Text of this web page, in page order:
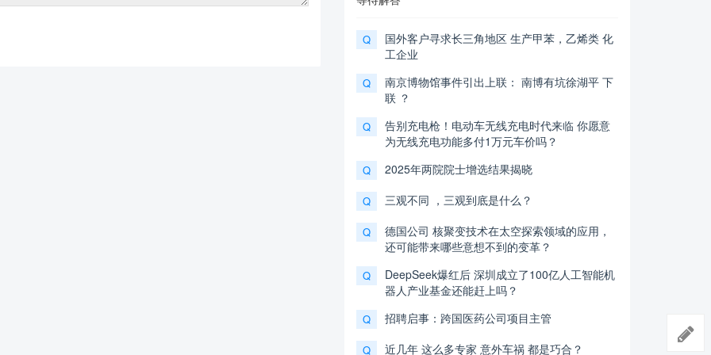
Q
国外客户寻求长三角地区 生产甲苯，乙烯类 化
工企业
Q
南京博物馆事件引出上联： 南博有坑徐湖平 下
联 ？
Q
告别充电枪！电动车无线充电时代来临 你愿意
为无线充电功能多付1万元车价吗？
Q 2025年两院院士增选结果揭晓
Q 三观不同 ，三观到底是什么？
Q
德国公司 核聚变技术在太空探索领域的应用，
还可能带来哪些意想不到的变革？
Q
DeepSeek爆红后 深圳成立了100亿人工智能机
器人产业基金还能赶上吗？
Q 招聘启事：跨国医药公司项目主管
Q 近几年 这么多专家 意外车祸 都是巧合？